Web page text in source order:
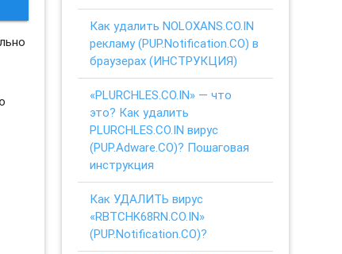
Как удалить NOLOXANS.CO.IN
рекламу (PUP.Notification.CO) в
браузерах (ИНСТРУКЦИЯ)
«PLURCHLES.CO.IN» — что
это? Как удалить
PLURCHLES.CO.IN вирус
(PUP.Adware.CO)? Пошаговая
инструкция
Как УДАЛИТЬ вирус
«RBTCHK68RN.CO.IN»
(PUP.Notification.CO)?